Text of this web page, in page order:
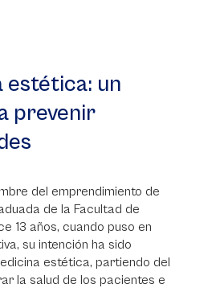
estética: un
prevenir
del emprendimiento de
de la Facultad de
13 años, cuando puso en
su intención ha sido
estética, partiendo del
la salud de los pacientes e